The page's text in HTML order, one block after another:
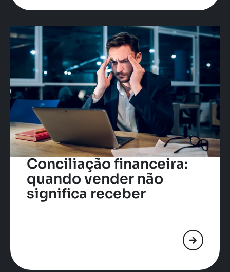
Conciliação financeira:
quando vender não
significa receber